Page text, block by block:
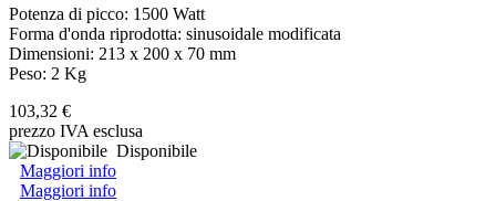
Potenza di picco: 1500 Watt
Forma d'onda riprodotta: sinusoidale modificata
Dimensioni: 213 x 200 x 70 mm
Peso: 2 Kg
103,32 €
prezzo IVA esclusa
Disponibile
Maggiori info
Maggiori info